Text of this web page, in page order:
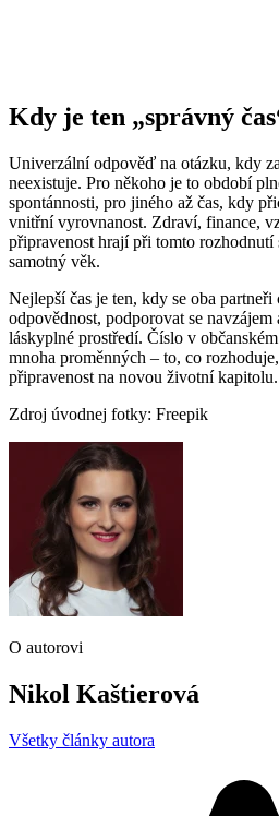
Kdy je ten „správný
Univerzální odpověď na otázku, kdy
neexistuje. Pro někoho je to období
spontánnosti, pro jiného až čas, kdy
vnitřní vyrovnanost. Zdraví, finance,
připravenost hrají při tomto
samotný věk.
Nejlepší čas je ten, kdy se oba
odpovědnost, podporovat se
láskyplné prostředí. Číslo v
mnoha proměnných – to, co
připravenost na novou životní kapitolu.
Zdroj úvodnej fotky: Freepik
O autorovi
Nikol Kaštierová
Všetky články autora